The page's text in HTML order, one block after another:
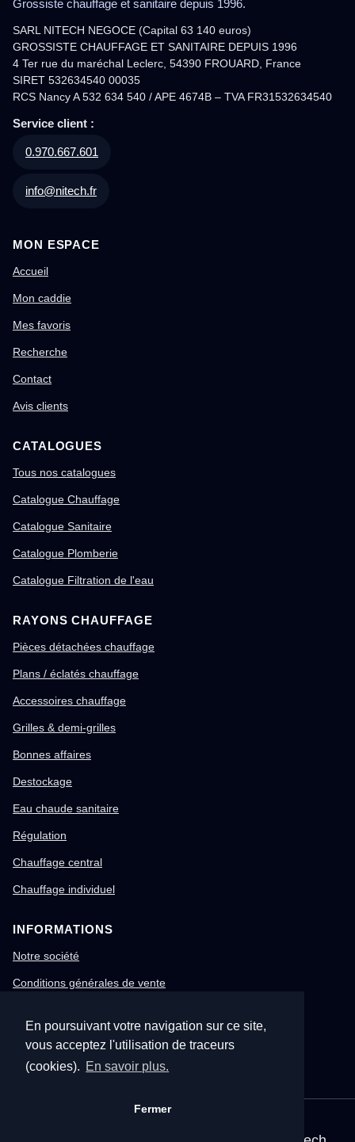
En poursuivant votre navigation sur ce site,
vous acceptez l'utilisation de traceurs
(cookies). En savoir plus.
Fermer
Grossiste chauffage et sanitaire depuis 1996.
SARL NITECH NEGOCE (Capital 63 140 euros)
GROSSISTE CHAUFFAGE ET SANITAIRE DEPUIS 1996
4 Ter rue du maréchal Leclerc, 54390 FROUARD, France
SIRET 532634540 00035
RCS Nancy A 532 634 540 / APE 4674B – TVA FR31532634540
Service client :
0.970.667.601
info@nitech.fr
MON ESPACE
Accueil
Mon caddie
Mes favoris
Recherche
Contact
Avis clients
CATALOGUES
Tous nos catalogues
Catalogue Chauffage
Catalogue Sanitaire
Catalogue Plomberie
Catalogue Filtration de l'eau
RAYONS CHAUFFAGE
Pièces détachées chauffage
Plans / éclatés chauffage
Accessoires chauffage
Grilles & demi-grilles
Bonnes affaires
Destockage
Eau chaude sanitaire
Régulation
Chauffage central
Chauffage individuel
INFORMATIONS
Notre société
Conditions générales de vente
Gestion des cookies
Confidentialité & RGPD